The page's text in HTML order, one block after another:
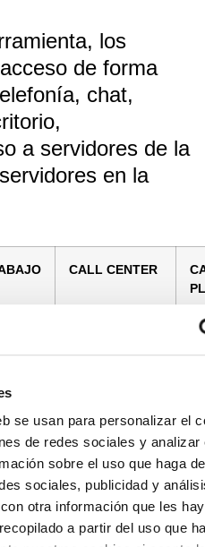
se usan para personalizar el
de redes sociales y analizar
sobre el uso que haga
sociales, publicidad y
otra información que les
a partir del uso que
los
de forma
chat,
a servidores de la
en la
CALL CENTER
Funcionalidades
Centralita
Virtual.
✓ Webrtc.
✓
✓
✓